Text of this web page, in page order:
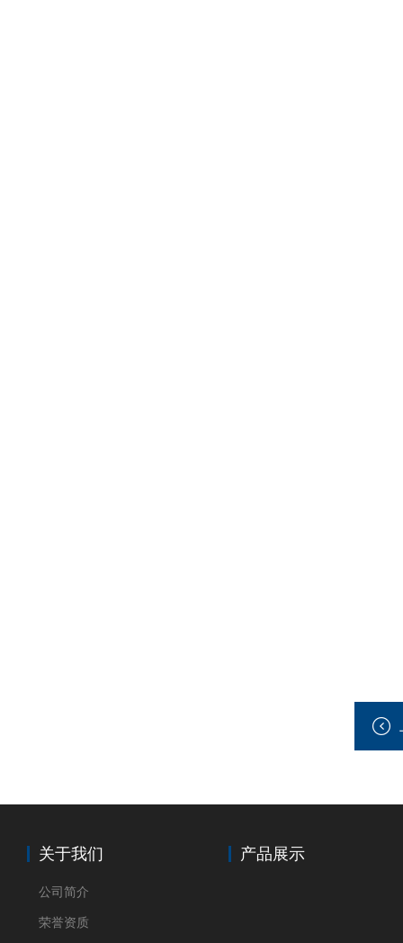
关于我们
公司简介
荣誉资质
产品展示